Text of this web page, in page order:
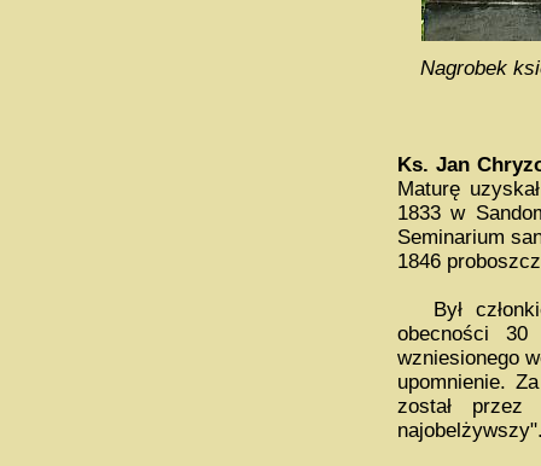
Nagrobek
Ks. Jan
Maturę
1833 w
Seminarium
1846
Był
obecności 30
wzniesionego
upomnienie.
został